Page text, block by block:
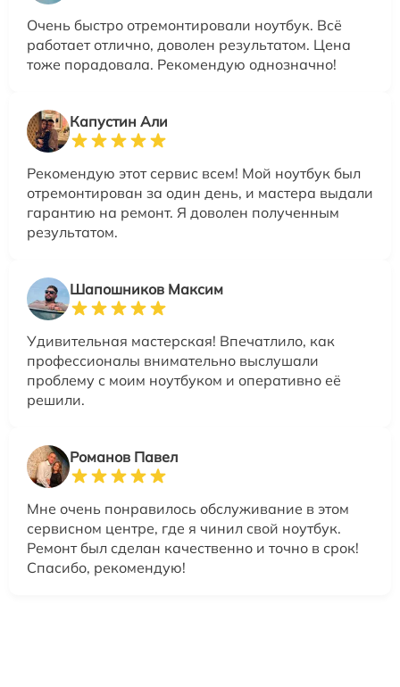
Очень быстро отремонтировали ноутбук. Всё
работает отлично, доволен результатом. Цена
тоже порадовала. Рекомендую однозначно!
Капустин Али
Рекомендую этот сервис всем! Мой ноутбук был
отремонтирован за один день, и мастера выдали
гарантию на ремонт. Я доволен полученным
результатом.
Шапошников Максим
Удивительная мастерская! Впечатлило, как
профессионалы внимательно выслушали
проблему с моим ноутбуком и оперативно её
решили.
Романов Павел
Мне очень понравилось обслуживание в этом
сервисном центре, где я чинил свой ноутбук.
Ремонт был сделан качественно и точно в срок!
Спасибо, рекомендую!